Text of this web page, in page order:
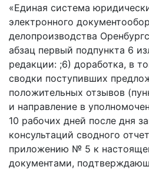
«Единая система
электронного
делопроизводства
абзац первый подпункта 6
редакции: ;6) доработка, в
сводки поступивших
положительных отзывов
и направление в
10 рабочих дней после дня
консультаций сводного
приложению № 5 к
документами,